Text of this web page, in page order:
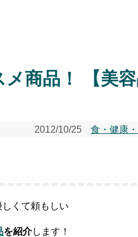
商品！ 【美
2012/10/25 食・健康
くて頼もしい
を紹介します！